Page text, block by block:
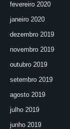
fevereiro 2020
janeiro 2020
dezembro 2019
novembro 2019
outubro 2019
setembro 2019
agosto 2019
julho 2019
junho 2019